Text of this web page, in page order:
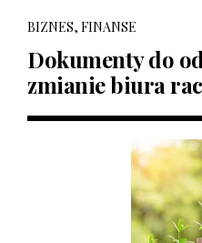
BIZNES, FINANSE
Dokumenty do
zmianie biura